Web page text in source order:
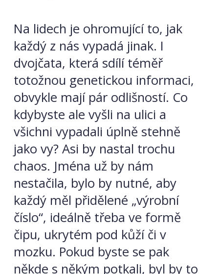
Na lidech je ohromující to, jak
každý z nás vypadá jinak. I
dvojčata, která sdílí téměř
totožnou genetickou informaci,
obvykle mají pár odlišností. Co
kdybyste ale vyšli na ulici a
všichni vypadali úplně stehně
jako vy? Asi by nastal trochu
chaos. Jména už by nám
nestačila, bylo by nutné, aby
každý měl přidělené „výrobní
číslo“, ideálně třeba ve formě
čipu, ukrytém pod kůží či v
mozku. Pokud byste se pak
někde s někým potkali, byl by to